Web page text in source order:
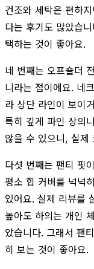
건조와 세탁은 편하
다는 후기도 많았습
택하는 것이 좋아요.
네 번째는 오프숄더
니라는 점이에요. 네
라 상단 라인이 보이
특히 깊게 파인 상의
않을 수 있으니, 실제
다섯 번째는 팬티 핏
평소 힙 커버를 넉넉
있어요. 실제 리뷰를
높아도 하의는 개인
았습니다. 그래서 팬
히 보는 것이 좋아요.